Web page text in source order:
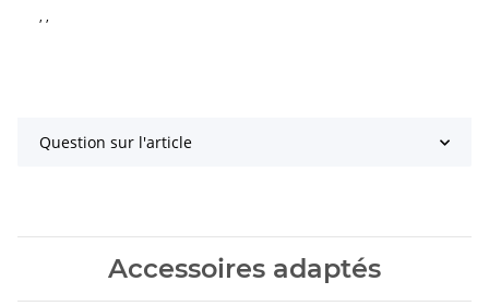
, ,
Question sur l'article
Accessoires adaptés